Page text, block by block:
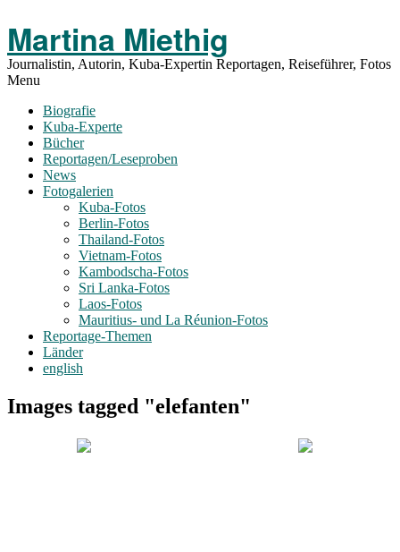
Menu
Martina Miethig
Journalistin, Autorin, Kuba-Expertin Reportagen, Reiseführer, Fotos
Menu
Biografie
Kuba-Experte
Bücher
Reportagen/Leseproben
News
Fotogalerien
Kuba-Fotos
Berlin-Fotos
Thailand-Fotos
Vietnam-Fotos
Kambodscha-Fotos
Sri Lanka-Fotos
Laos-Fotos
Mauritius- und La Réunion-Fotos
Reportage-Themen
Länder
english
Images tagged "elefanten"